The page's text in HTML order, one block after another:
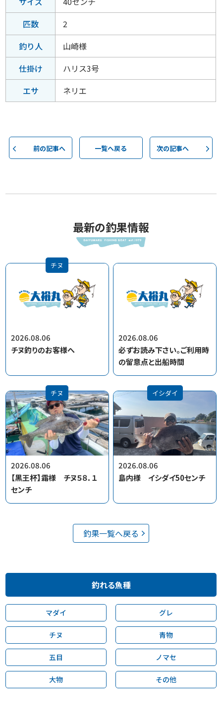
匹数
2
釣り人
山崎様
仕掛け
ハリス3号
エサ
ネリエ
前の記事へ 一覧へ戻る 次の記事へ
最新の釣果情報
2026.08.06
チヌ釣りのお客様へ
チヌ
2026.08.06
必ずお読み下さい。ご利用時
の留意点と出船時間
2026.08.06
【黒王杯】霜様 チヌ５８．１
センチ
チヌ
2026.08.06
島内様 イシダイ50センチ
イシダイ
釣果一覧へ戻る
釣れる魚種
マダイ グレ
チヌ 青物
五目 ノマセ
大物 その他